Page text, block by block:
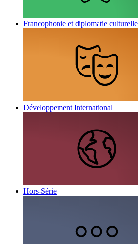
Francophonie et diplomatie culturelle
Développement International
Hors-Série